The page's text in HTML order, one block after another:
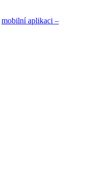
mobilní aplikaci –